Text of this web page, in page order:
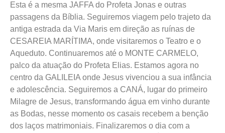
Esta é a mesma JAFFA do Profeta Jonas e outras
passagens da Bíblia. Seguiremos viagem pelo trajeto da
antiga estrada da Via Maris em direção as ruínas de
CESAREIA MARÍTIMA, onde visitaremos o Teatro e o
Aqueduto. Continuaremos até o MONTE CARMELO,
palco da atuação do Profeta Elias. Estamos agora no
centro da GALILEIA onde Jesus vivenciou a sua infância
e adolescência. Seguiremos a CANÁ, lugar do primeiro
Milagre de Jesus, transformando água em vinho durante
as Bodas, nesse momento os casais recebem a benção
dos laços matrimoniais. Finalizaremos o dia com a